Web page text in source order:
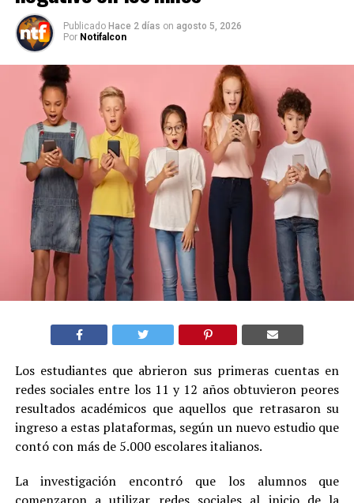
Publicado Hace 2 días on agosto 5, 2026
Por Notifalcon
Los estudiantes que abrieron sus primeras cuentas en
redes sociales entre los 11 y 12 años obtuvieron peores
resultados académicos que aquellos que retrasaron su
ingreso a estas plataformas, según un nuevo estudio que
contó con más de 5.000 escolares italianos.
La investigación encontró que los alumnos que